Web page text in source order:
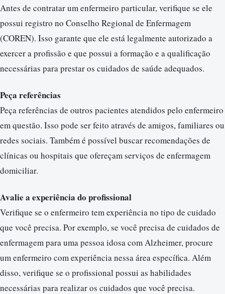
Antes de contratar um enfermeiro particular, verifique se ele
possui registro no Conselho Regional de Enfermagem
(COREN). Isso garante que ele está legalmente autorizado a
exercer a profissão e que possui a formação e a qualificação
necessárias para prestar os cuidados de saúde adequados.
Peça referências
Peça referências de outros pacientes atendidos pelo enfermeiro
em questão. Isso pode ser feito através de amigos, familiares ou
redes sociais. Também é possível buscar recomendações de
clínicas ou hospitais que ofereçam serviços de enfermagem
domiciliar.
Avalie a experiência do profissional
Verifique se o enfermeiro tem experiência no tipo de cuidado
que você precisa. Por exemplo, se você precisa de cuidados de
enfermagem para uma pessoa idosa com Alzheimer, procure
um enfermeiro com experiência nessa área específica. Além
disso, verifique se o profissional possui as habilidades
necessárias para realizar os cuidados que você precisa.